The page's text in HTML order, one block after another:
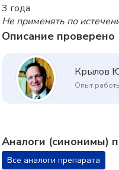
3 года.
Не применять по
Описание проверено
Крылов
Опыт
Аналоги (синонимы)
Все аналоги препарата